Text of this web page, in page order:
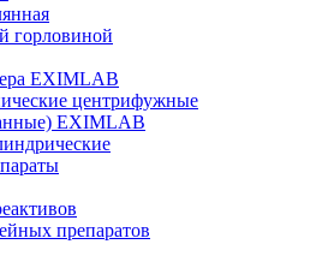
горловиной
EXIMLAB
центрифужные
EXIMLAB
препаратов